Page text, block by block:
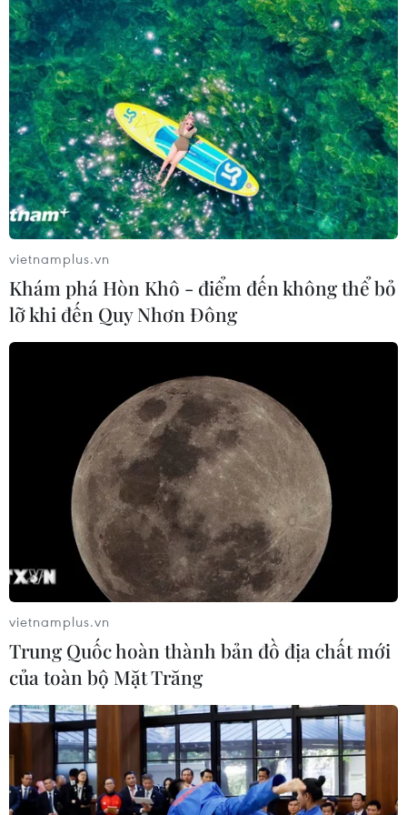
Khó khăn đường vào thăm di tích
chiến trường Điện Biên Phủ
Để vào được hang Thẩm Púa, du khách và một số hộ
dân sinh sống ở bản Bó bắt buộc phải đi qua con suối
Nậm Hua bằng bè mảng rất nguy hiểm, đặc biệt vào
mùa mưa bão.
Quyết tâm đưa Điện Biên thành tỉnh phát
vietnamplus.vn
Khám phá Hòn Khô - điểm đến không thể bỏ
lỡ khi đến Quy Nhơn Đông
vietnamplus.vn
Trung Quốc hoàn thành bản đồ địa chất mới
của toàn bộ Mặt Trăng